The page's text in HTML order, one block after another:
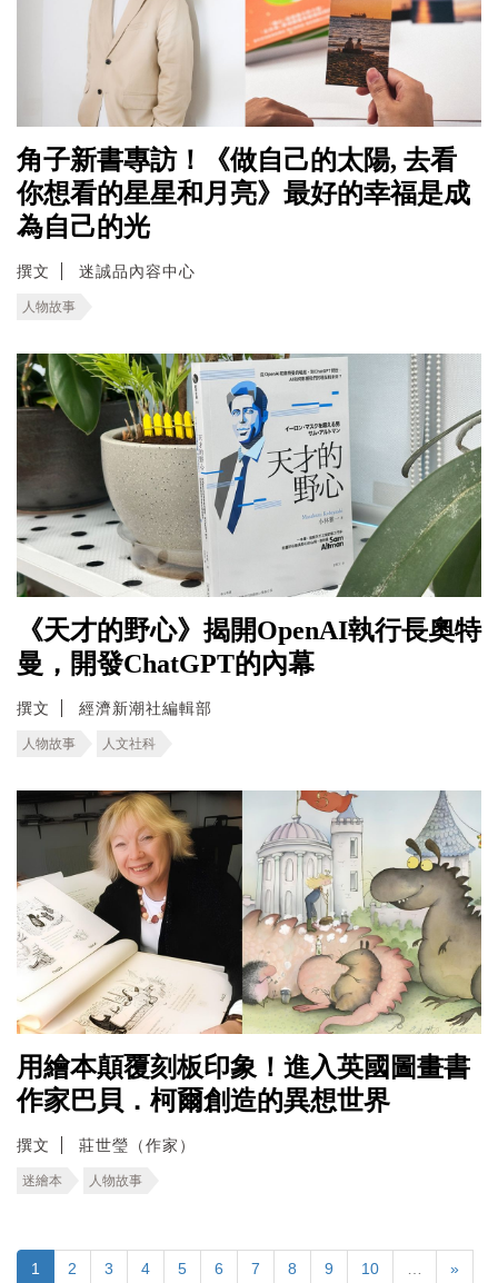
角子新書專訪！《做自己的太陽, 去看
你想看的星星和月亮》最好的幸福是成
為自己的光
撰文 迷誠品內容中心
人物故事
《天才的野心》揭開OpenAI執行長奧特
曼，開發ChatGPT的內幕
撰文 經濟新潮社編輯部
人物故事 人文社科
用繪本顛覆刻板印象！進入英國圖畫書
作家巴貝．柯爾創造的異想世界
撰文 莊世瑩（作家）
迷繪本 人物故事
1 2 3 4 5 6 7 8 9 10 »